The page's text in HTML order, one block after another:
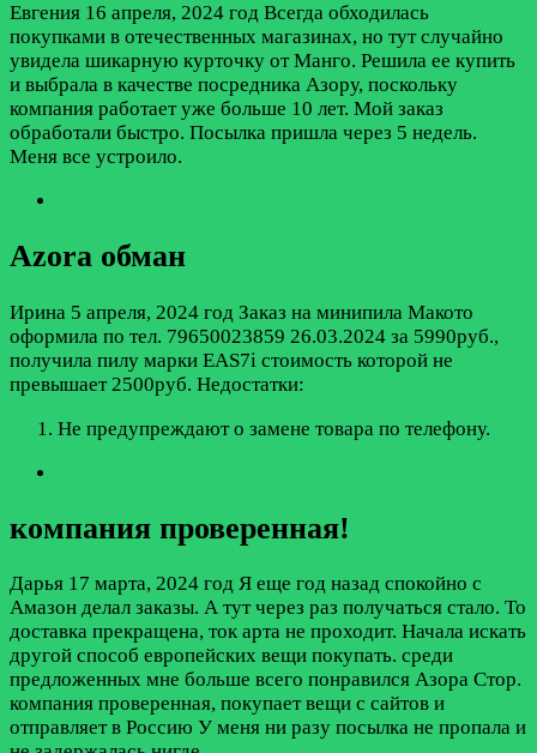
Евгения 16 апреля, 2024 год Всегда обходилась
покупками в отечественных магазинах, но тут случайно
увидела шикарную курточку от Манго. Решила ее купить
и выбрала в качестве посредника Азору, поскольку
компания работает уже больше 10 лет. Мой заказ
обработали быстро. Посылка пришла через 5 недель.
Меня все устроило.
Azora обман
Ирина 5 апреля, 2024 год Заказ на минипила Макото
оформила по тел. 79650023859 26.03.2024 за 5990руб.,
получила пилу марки EAS7i стоимость которой не
превышает 2500руб. Недостатки:
Не предупреждают о замене товара по телефону.
компания проверенная!
Дарья 17 марта, 2024 год Я еще год назад спокойно с
Амазон делал заказы. А тут через раз получаться стало. То
доставка прекращена, ток арта не проходит. Начала искать
другой способ европейских вещи покупать. среди
предложенных мне больше всего понравился Азора Стор.
компания проверенная, покупает вещи с сайтов и
отправляет в Россию У меня ни разу посылка не пропала и